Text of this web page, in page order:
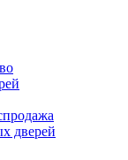
дверей